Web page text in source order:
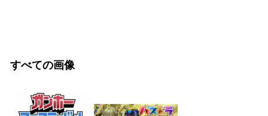
すべての画像